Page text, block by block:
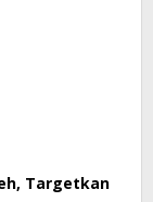
Targetkan